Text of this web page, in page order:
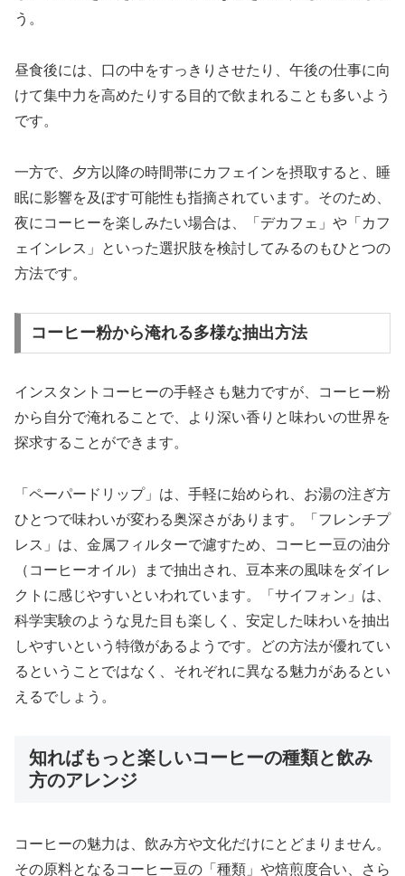
う。
昼食後には、口の中をすっきりさせたり、午後の仕事に向
けて集中力を高めたりする目的で飲まれることも多いよう
です。
一方で、夕方以降の時間帯にカフェインを摂取すると、睡
眠に影響を及ぼす可能性も指摘されています。そのため、
夜にコーヒーを楽しみたい場合は、「デカフェ」や「カフ
ェインレス」といった選択肢を検討してみるのもひとつの
方法です。
コーヒー粉から淹れる多様な抽出方法
インスタントコーヒーの手軽さも魅力ですが、コーヒー粉
から自分で淹れることで、より深い香りと味わいの世界を
探求することができます。
「ペーパードリップ」は、手軽に始められ、お湯の注ぎ方
ひとつで味わいが変わる奥深さがあります。「フレンチプ
レス」は、金属フィルターで濾すため、コーヒー豆の油分
（コーヒーオイル）まで抽出され、豆本来の風味をダイレ
クトに感じやすいといわれています。「サイフォン」は、
科学実験のような見た目も楽しく、安定した味わいを抽出
しやすいという特徴があるようです。どの方法が優れてい
るということではなく、それぞれに異なる魅力があるとい
えるでしょう。
知ればもっと楽しいコーヒーの種類と飲み
方のアレンジ
コーヒーの魅力は、飲み方や文化だけにとどまりません。
その原料となるコーヒー豆の「種類」や焙煎度合い、さら